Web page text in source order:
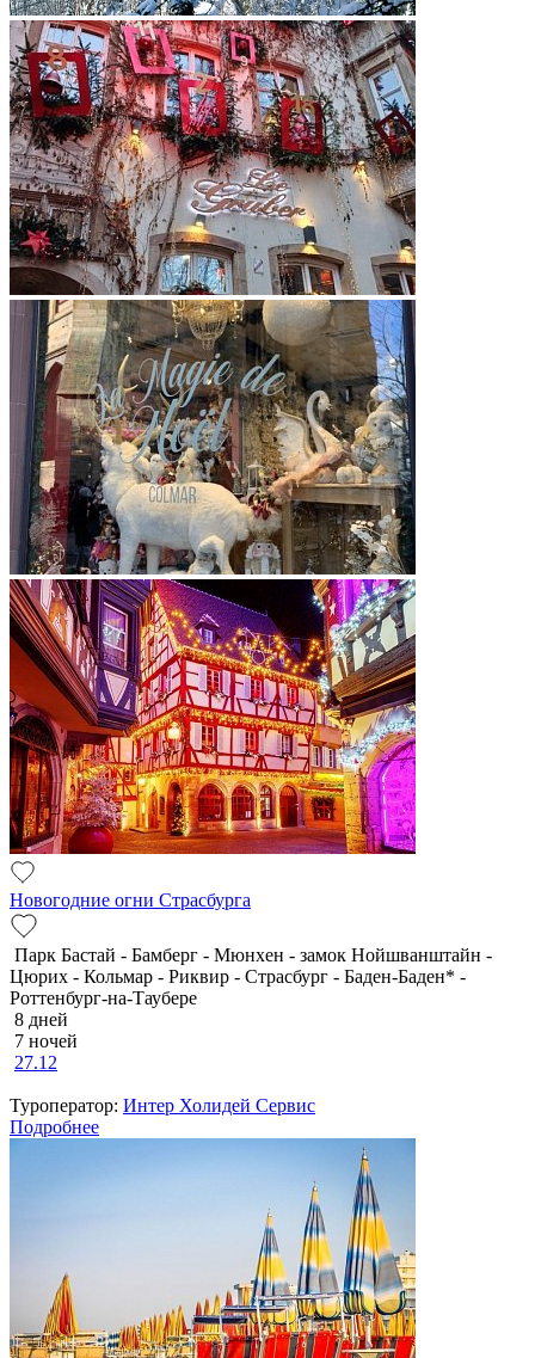
Новогодние огни Страсбурга
Парк Бастай - Бамберг - Мюнхен - замок Нойшванштайн -
Цюрих - Кольмар - Риквир - Страсбург - Баден-Баден* -
Роттенбург-на-Таубере
8 дней
7 ночей
27.12
Туроператор: Интер Холидей Сервис
Подробнее